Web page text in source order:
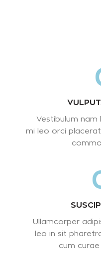
Vestibulum nam
mi leo orci
Ullamcorper
leo in sit
cum